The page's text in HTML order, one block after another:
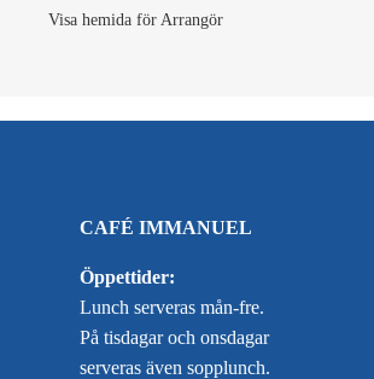
Visa hemida för Arrangör
CAFÉ IMMANUEL
Öppettider:
Lunch serveras mån-fre.
På tisdagar och onsdagar
serveras även sopplunch.